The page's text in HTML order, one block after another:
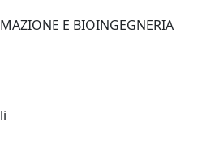
E BIOINGEGNERIA